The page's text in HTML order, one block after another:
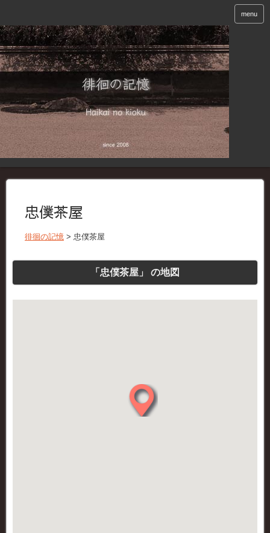
menu
忠僕茶屋
徘徊の記憶 > 忠僕茶屋
「忠僕茶屋」 の地図